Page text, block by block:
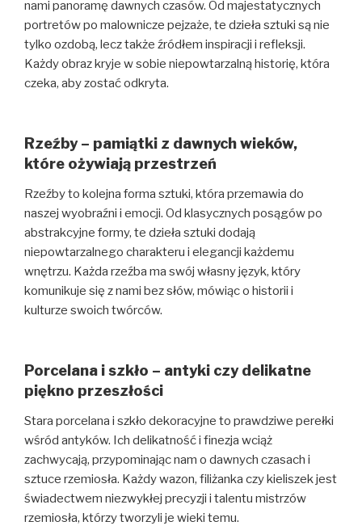
nami panoramę dawnych czasów. Od majestatycznych
portretów po malownicze pejzaże, te dzieła sztuki są nie
tylko ozdobą, lecz także źródłem inspiracji i refleksji.
Każdy obraz kryje w sobie niepowtarzalną historię, która
czeka, aby zostać odkryta.
Rzeźby – pamiątki z dawnych wieków,
które ożywiają przestrzeń
Rzeźby to kolejna forma sztuki, która przemawia do
naszej wyobraźni i emocji. Od klasycznych posągów po
abstrakcyjne formy, te dzieła sztuki dodają
niepowtarzalnego charakteru i elegancji każdemu
wnętrzu. Każda rzeźba ma swój własny język, który
komunikuje się z nami bez słów, mówiąc o historii i
kulturze swoich twórców.
Porcelana i szkło – antyki czy delikatne
piękno przeszłości
Stara porcelana i szkło dekoracyjne to prawdziwe perełki
wśród antyków. Ich delikatność i finezja wciąż
zachwycają, przypominając nam o dawnych czasach i
sztuce rzemiosła. Każdy wazon, filiżanka czy kieliszek jest
świadectwem niezwykłej precyzji i talentu mistrzów
rzemiosła, którzy tworzyli je wieki temu.